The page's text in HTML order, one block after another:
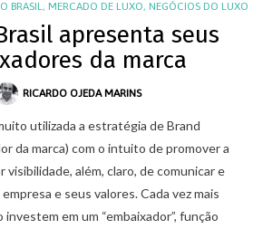
BRASIL , MERCADO DE LUXO, NEGÓCIOS DO LUXO
apresenta seus
da marca
RICARDO OJEDA MARINS
utilizada a estratégia de Brand
da marca) com o intuito de promover a
visibilidade, além, claro, de comunicar e
e seus valores. Cada vez mais
em um “embaixador”, função